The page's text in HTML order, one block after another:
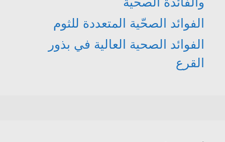
الفوائد الصحّية المتعددة للثوم
الفوائد الصحية العالية في بذور
القرع